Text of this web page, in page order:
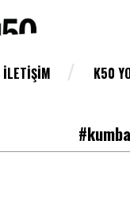
İLETIŞIM K50